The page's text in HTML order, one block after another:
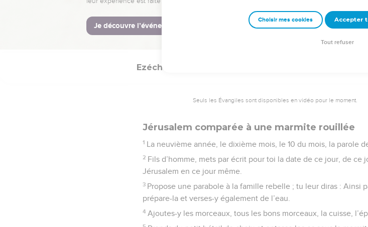
reconnaîtrez que je suis le Seigneur, l’Éternel.
© Société biblique française – Bibli’O, 1978, avec autorisation. Pour vous
Ezéchiel
Seuls les Évangiles sont disponibles en vidéo pour le moment.
Jérusalem comparée à une marmite rouillée
1 La neuvième année, le dixième mois, le 10 du mois, la parole
2 Fils d’homme, mets par écrit pour toi la date de ce jour, de ce
Jérusalem en ce jour même.
3 Propose une parabole à la famille rebelle ; tu leur diras : Ainsi
prépare-la et verses-y également de l’eau.
4 Ajoutes-y les morceaux, tous les bons morceaux, la cuisse,
Choisir mes cookies Accepter
Tout refuser